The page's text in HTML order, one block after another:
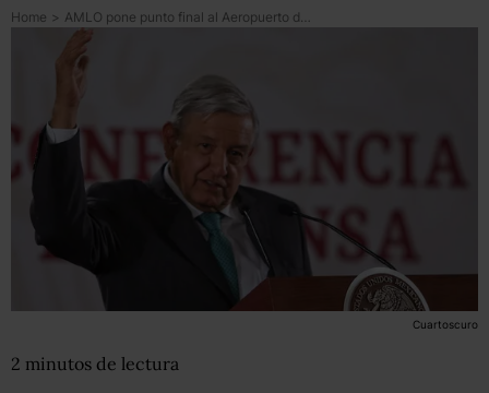
Home > AMLO pone punto final al Aeropuerto de Texcoco: termina la liquidación de todos los contratos
Cuartoscuro
2 minutos de lectura